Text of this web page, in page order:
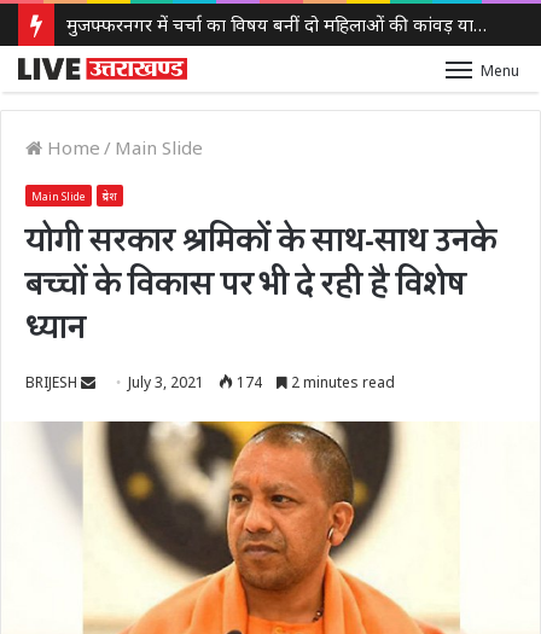
मुजफ्फरनगर में चर्चा का विषय बनीं दो महिलाओं की कांवड़ यात्रा, हरिद्वार से गंगाजल लेकर पहुंचीं, सनातन अपनाने का किया दावा
Menu
Home / Main Slide
Main Slide प्रदेश
योगी सरकार श्रमिकों के साथ-साथ उनके
बच्चों के विकास पर भी दे रही है विशेष
ध्यान
BRIJESH
SendJuly 3, 2021 174 2 minutes read